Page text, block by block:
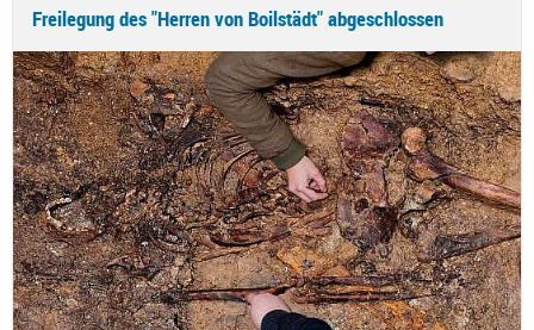
Freilegung des "Herren von Boilstädt" abgeschlossen